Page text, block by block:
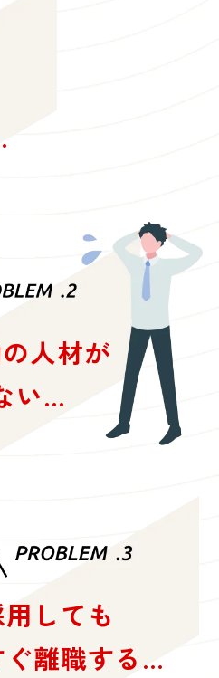
人材が
い…
しても
ぐ離職する…